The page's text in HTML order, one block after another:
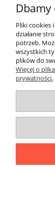
Pliki cookies
działanie
potrzeb.
wszystkich
plików do
Więcej o
prywatności.